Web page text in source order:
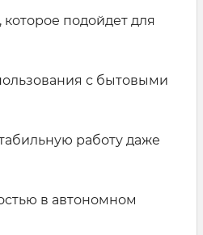
подойдет для
с бытовыми
работу даже
в автономном